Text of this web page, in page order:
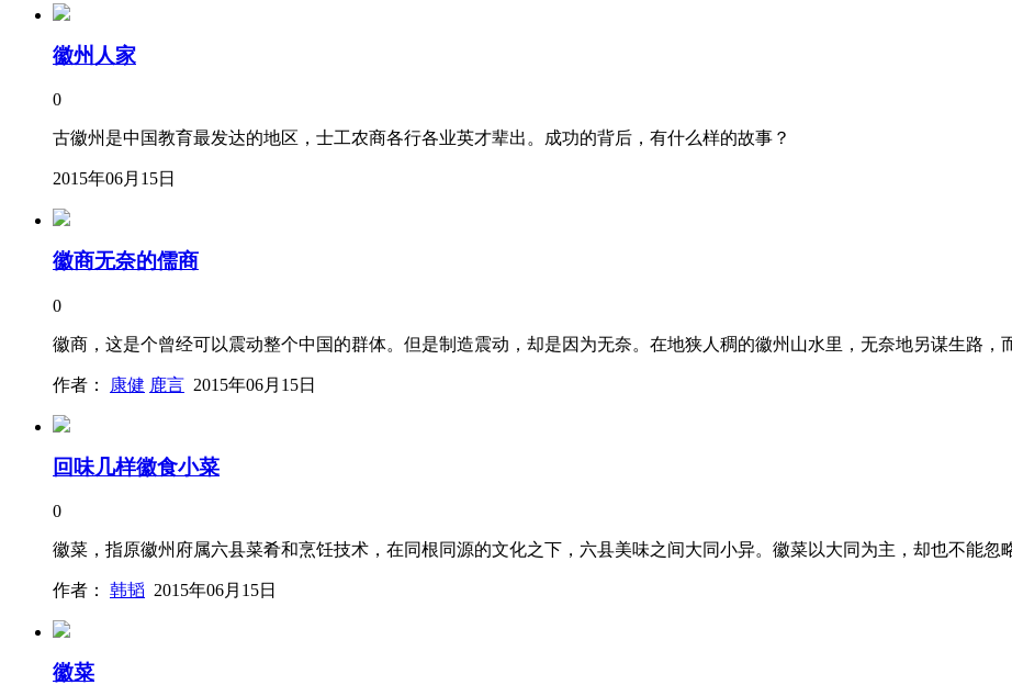
徽州人家
0
古徽州是中国教育最发达的地区，士工农商各行各业英才辈出。成功的背后，有什么样的故事？
2015年06月15日
徽商无奈的儒商
0
徽商，这是个曾经可以震动整个中国的群体。但是制造震动，却是因为无奈。在地狭人稠的徽州山水里，无奈地另谋生路
作者： 康健 鹿言 2015年06月15日
回味几样徽食小菜
0
徽菜，指原徽州府属六县菜肴和烹饪技术，在同根同源的文化之下，六县美味之间大同小异。徽菜以大同为主，却也不能
作者： 韩韬 2015年06月15日
徽菜